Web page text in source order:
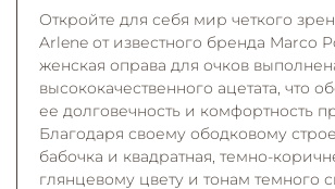
Откройте для себя мир четкого
Arlene от известного бренда Marco
женская оправа для очков
высококачественного ацетата, что
ее долговечность и комфортность
Благодаря своему ободковому
бабочка и квадратная, темно-
глянцевому цвету и тонам темного